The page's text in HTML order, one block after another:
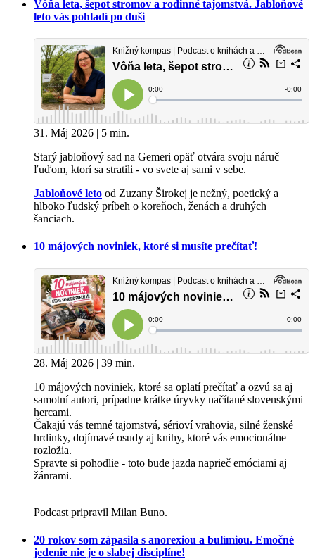
Vôňa leta, šepot stromov a rodinné tajomstvá. Jabloňové
leto vás pohladí po duši
31. Máj 2026 | 5 min.
Starý jabloňový sad na Gemeri opäť otvára svoju náruč
ľuďom, ktorí sa stratili - vo svete aj sami v sebe.
Jabloňové leto od Zuzany Širokej je nežný, poetický a
hlboko ľudský príbeh o koreňoch, ženách a druhých
šanciach.
10 májových noviniek, ktoré si musíte prečítať!
28. Máj 2026 | 39 min.
10 májových noviniek, ktoré sa oplatí prečítať a ozvú sa aj
samotní autori, prípadne krátke úryvky načítané slovenskými
hercami.
Čakajú vás temné tajomstvá, sérioví vrahovia, silné ženské
hrdinky, dojímavé osudy aj knihy, ktoré vás emocionálne
rozložia.
Spravte si pohodlie - toto bude jazda naprieč emóciami aj
žánrami.
Podcast pripravil Milan Buno.
20 rokov som zápasila s anorexiou a bulímiou. Emočné
jedenie nie je o slabej disciplíne!